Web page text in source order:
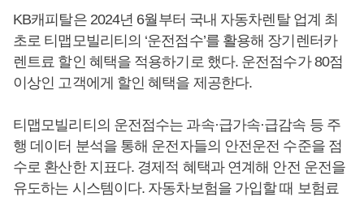
KB캐피탈은 2024년 6월부터 국내 자동차렌탈 업계 최
초로 티맵모빌리티의 ‘운전점수’를 활용해 장기렌터카
렌트료 할인 혜택을 적용하기로 했다. 운전점수가 80점
이상인 고객에게 할인 혜택을 제공한다.
티맵모빌리티의 운전점수는 과속·급가속·급감속 등 주
행 데이터 분석을 통해 운전자들의 안전운전 수준을 점
수로 환산한 지표다. 경제적 혜택과 연계해 안전 운전을
유도하는 시스템이다. 자동차보험을 가입할 때 보험료